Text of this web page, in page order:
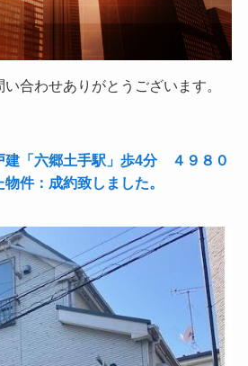
合わせありがとうございます。
建「六郷土手駅」歩4分 ４９８０
件：成約致しました。